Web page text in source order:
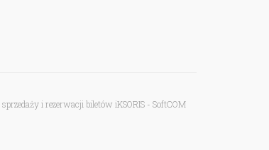
i rezerwacji biletów iKSORIS - SoftCOM